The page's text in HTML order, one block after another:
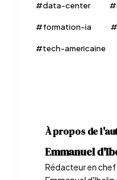
#data-center #
#formation-ia #
#tech-americaine
À propos de
Emmanuel
Rédacteur en